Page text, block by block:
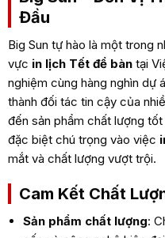
Đầu
Big Sun tự hào là một trong
vực in lịch Tết để bàntại
nghiệm cùng hàng nghìn dự
thành đối tác tin cậy của
đến sản phẩm chất lượng
đặc biệt chú trọng vào việc
mắt và chất lượng vượt trội.
Cam Kết Chất
Sản phẩm chất lượng: